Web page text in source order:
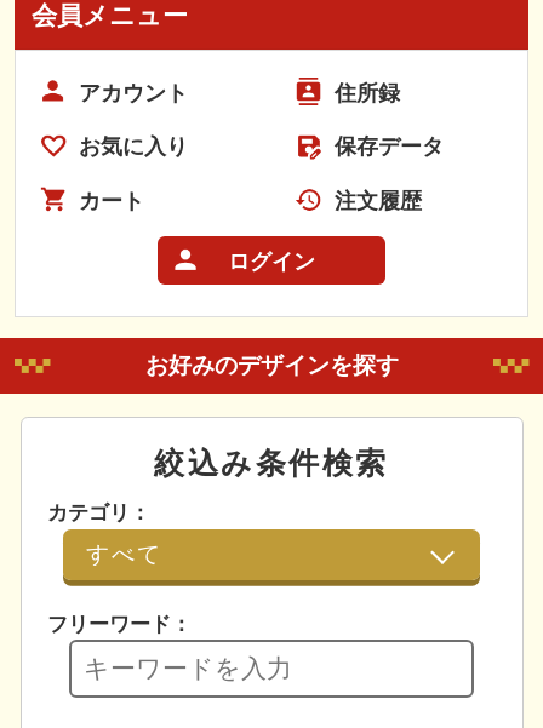
会員メニュー
アカウント 住所録
お気に入り 保存データ
カート 注文履歴
ログイン
お好みのデザインを探す
絞込み条件検索
カテゴリ：
フリーワード：